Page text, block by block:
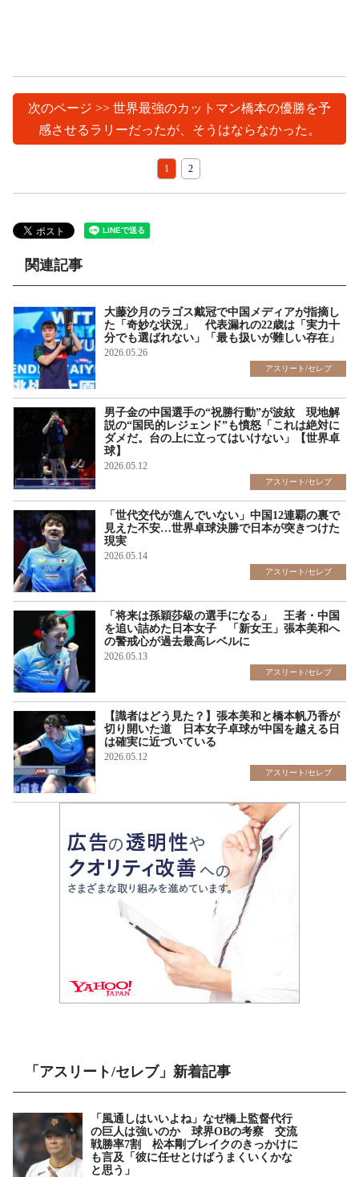
次のページ >> 世界最強のカットマン橋本の優勝を予
感させるラリーだったが、そうはならなかった。
1 2
関連記事
大藤沙月のラゴス戴冠で中国メディアが指摘し
た「奇妙な状況」 代表漏れの22歳は「実力十
分でも選ばれない」「最も扱いが難しい存在」
2026.05.26
アスリート/セレブ
男子金の中国選手の“祝勝行動”が波紋 現地解
説の“国民的レジェンド”も憤怒「これは絶対に
ダメだ。台の上に立ってはいけない」【世界卓
球】
2026.05.12
アスリート/セレブ
「世代交代が進んでいない」中国12連覇の裏で
見えた不安…世界卓球決勝で日本が突きつけた
現実
2026.05.14
アスリート/セレブ
「将来は孫穎莎級の選手になる」 王者・中国
を追い詰めた日本女子 「新女王」張本美和へ
の警戒心が過去最高レベルに
2026.05.13
アスリート/セレブ
【識者はどう見た？】張本美和と橋本帆乃香が
切り開いた道 日本女子卓球が中国を越える日
は確実に近づいている
2026.05.12
アスリート/セレブ
「アスリート/セレブ」新着記事
「風通しはいいよね」なぜ橋上監督代行
の巨人は強いのか 球界OBの考察 交流
戦勝率7割 松本剛ブレイクのきっかけに
も言及「彼に任せとけばうまくいくかな
と思う」